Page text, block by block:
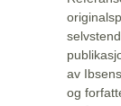
av
og